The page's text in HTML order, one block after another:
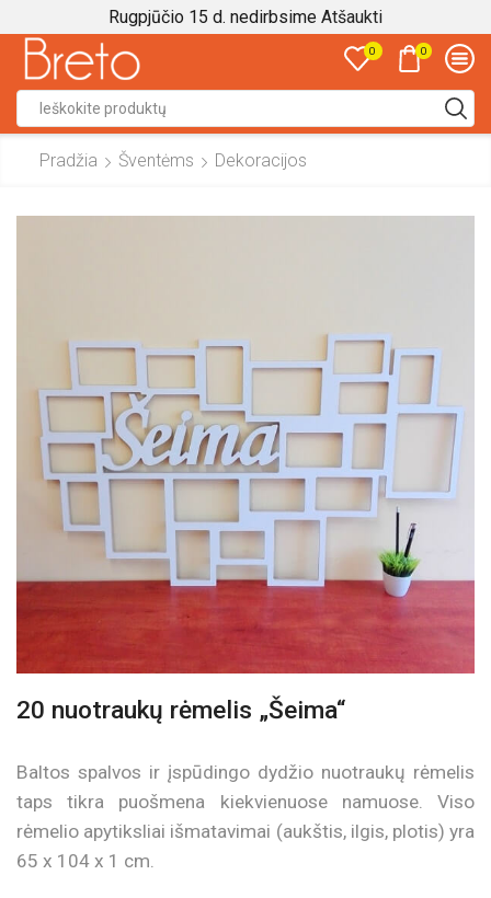
Rugpjūčio 15 d. nedirbsime Atšaukti
0 0
input
Pradžia Šventėms Dekoracijos
20 nuotraukų rėmelis „Šeima“
Baltos spalvos ir įspūdingo dydžio nuotraukų rėmelis
taps tikra puošmena kiekvienuose namuose. Viso
rėmelio apytiksliai išmatavimai (aukštis, ilgis, plotis) yra
65 x 104 x 1 cm.